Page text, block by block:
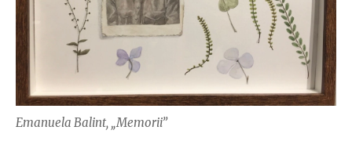
Emanuela Balint, „Memorii”